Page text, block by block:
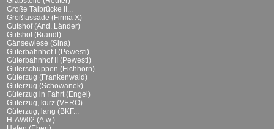
Große Talbrücke II...
Großfassade (Firma X)
Gutshof (And. Länder)
Gutshof (Brandt)
Gänsewiese (Sina)
Güterbahnhof I (Pewesti)
Güterbahnhof II (Pewesti)
Güterschuppen (Eichhorn)
Güterzug (Frankenwald)
Güterzug (Schowanek)
Güterzug in Fahrt (Engel)
Güterzug, kurz (VERO)
Güterzug, lang (BKF...
H-AW02 (A.w.)